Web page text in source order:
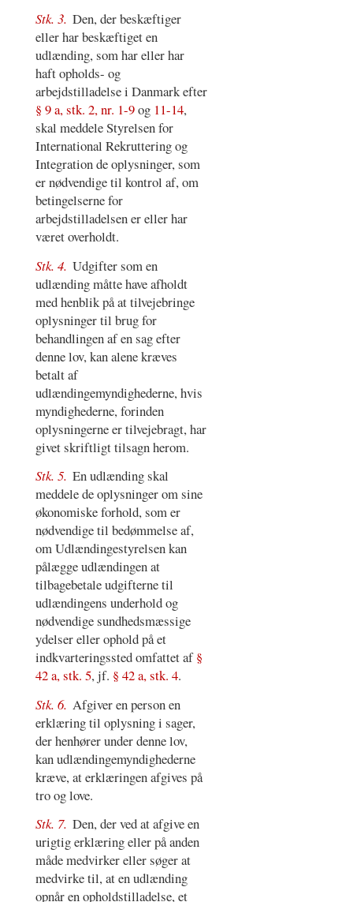
Stk. 3. Den, der beskæftiger
eller har beskæftiget en
udlænding, som har eller har
haft opholds- og
arbejdstilladelse i Danmark efter
§ 9 a, stk. 2, nr. 1-9og 11-14,
skal meddele Styrelsen for
International Rekruttering og
Integration de oplysninger, som
er nødvendige til kontrol af, om
betingelserne for
arbejdstilladelsen er eller har
været overholdt.
Stk. 4. Udgifter som en
udlænding måtte have afholdt
med henblik på at tilvejebringe
oplysninger til brug for
behandlingen af en sag efter
denne lov, kan alene kræves
betalt af
udlændingemyndighederne, hvis
myndighederne, forinden
oplysningerne er tilvejebragt, har
givet skriftligt tilsagn herom.
Stk. 5. En udlænding skal
meddele de oplysninger om sine
økonomiske forhold, som er
nødvendige til bedømmelse af,
om Udlændingestyrelsen kan
pålægge udlændingen at
tilbagebetale udgifterne til
udlændingens underhold og
nødvendige sundhedsmæssige
ydelser eller ophold på et
indkvarteringssted omfattet af§
42 a, stk. 5, jf. § 42 a, stk. 4.
Stk. 6. Afgiver en person en
erklæring til oplysning i sager,
der henhører under denne lov,
kan udlændingemyndighederne
kræve, at erklæringen afgives på
tro og love.
Stk. 7. Den, der ved at afgive en
urigtig erklæring eller på anden
måde medvirker eller søger at
medvirke til, at en udlænding
opnår en opholdstilladelse, et